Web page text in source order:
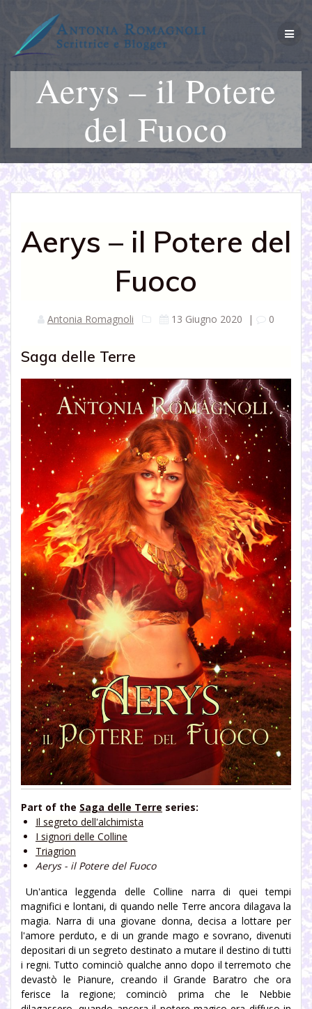
contenuto
Aerys – il Potere
del Fuoco
Aerys – il Potere del
Fuoco
Antonia Romagnoli 13 Giugno 2020 | 0
Saga delle Terre
Part of the Saga delle Terre series:
Il segreto dell'alchimista
I signori delle Colline
Triagrion
Aerys - il Potere del Fuoco
Un'antica leggenda delle Colline narra di quei tempi
magnifici e lontani, di quando nelle Terre ancora dilagava la
magia. Narra di una giovane donna, decisa a lottare per
l'amore perduto, e di un grande mago e sovrano, divenuti
depositari di un segreto destinato a mutare il destino di tutti
i regni. Tutto cominciò qualche anno dopo il terremoto che
devastò le Pianure, creando il Grande Baratro che ora
ferisce la regione; cominciò prima che le Nebbie